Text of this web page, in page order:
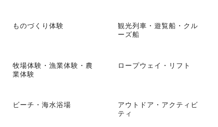
ものづくり体験
観光列車・遊覧船・クル
ーズ船
牧場体験・漁業体験・農
業体験
ロープウェイ・リフト
ビーチ・海水浴場
アウトドア・アクティビ
ティ